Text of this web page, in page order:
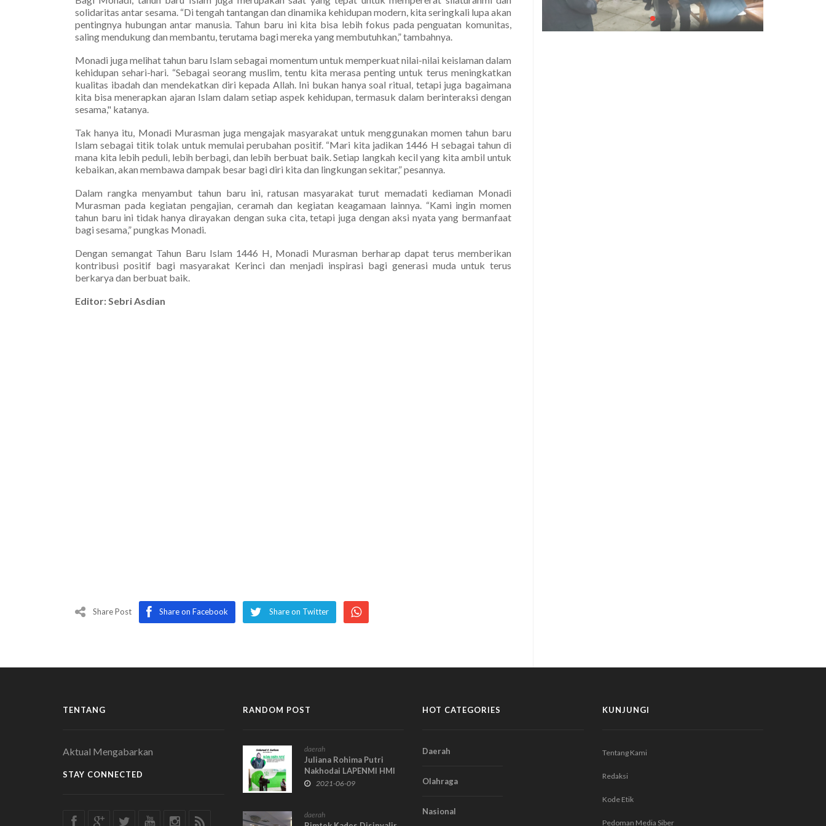
solidaritas antar sesama. “Di tengah tantangan dan dinamika kehidupan modern, kita seringkali lupa akan
pentingnya hubungan antar manusia. Tahun baru ini kita bisa lebih fokus pada penguatan komunitas,
saling mendukung dan membantu, terutama bagi mereka yang membutuhkan,” tambahnya.
Monadi juga melihat tahun baru Islam sebagai momentum untuk memperkuat nilai-nilai keislaman dalam
kehidupan sehari-hari. “Sebagai seorang muslim, tentu kita merasa penting untuk terus meningkatkan
kualitas ibadah dan mendekatkan diri kepada Allah. Ini bukan hanya soal ritual, tetapi juga bagaimana
kita bisa menerapkan ajaran Islam dalam setiap aspek kehidupan, termasuk dalam berinteraksi dengan
sesama," katanya.
Tak hanya itu, Monadi Murasman juga mengajak masyarakat untuk menggunakan momen tahun baru
Islam sebagai titik tolak untuk memulai perubahan positif. “Mari kita jadikan 1446 H sebagai tahun di
mana kita lebih peduli, lebih berbagi, dan lebih berbuat baik. Setiap langkah kecil yang kita ambil untuk
kebaikan, akan membawa dampak besar bagi diri kita dan lingkungan sekitar,” pesannya.
Dalam rangka menyambut tahun baru ini, ratusan masyarakat turut memadati kediaman Monadi
Murasman pada kegiatan pengajian, ceramah dan kegiatan keagamaan lainnya. “Kami ingin momen
tahun baru ini tidak hanya dirayakan dengan suka cita, tetapi juga dengan aksi nyata yang bermanfaat
bagi sesama,” pungkas Monadi.
Dengan semangat Tahun Baru Islam 1446 H, Monadi Murasman berharap dapat terus memberikan
kontribusi positif bagi masyarakat Kerinci dan menjadi inspirasi bagi generasi muda untuk terus
berkarya dan berbuat baik.
Editor: Sebri Asdian
Share Post Share on Facebook Share on Twitter
dan Berdaya Saing
TENTANG
Aktual Mengabarkan
STAY CONNECTED
RANDOM POST
daerah
Juliana Rohima Putri
Nakhodai LAPENMI HMI
Cabang Jambi
2021-06-09
daerah
HOT CATEGORIES
Daerah
Olahraga
Nasional
KUNJUNGI
Tentang Kami
Redaksi
Kode Etik
Pedoman Media Siber